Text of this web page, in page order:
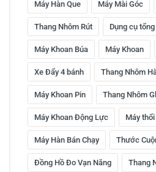
Máy Hàn Que Máy Mài Góc
Thang Nhôm Rút Dụng cụ
Máy Khoan Búa Máy Khoan
Xe Đẩy 4 bánh Thang Nhôm
Máy Khoan Pin Thang Nhôm
Máy Khoan Động Lực Máy
Máy Hàn Bán Chạy Thước
Đồng Hồ Đo Vạn Năng Thang